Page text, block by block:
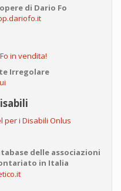
di Dario Fo
Irregolare
delle associazioni
in Italia